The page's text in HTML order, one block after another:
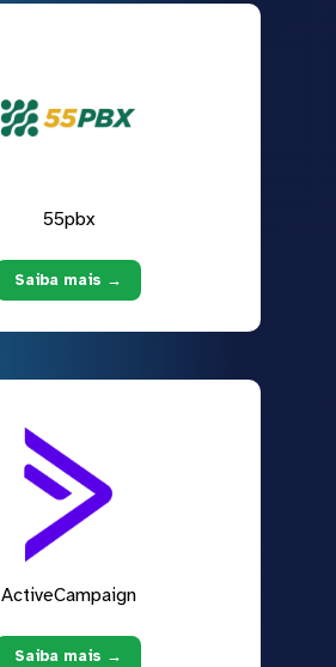
55pbx
Saiba mais →
ActiveCampaign
Saiba mais →